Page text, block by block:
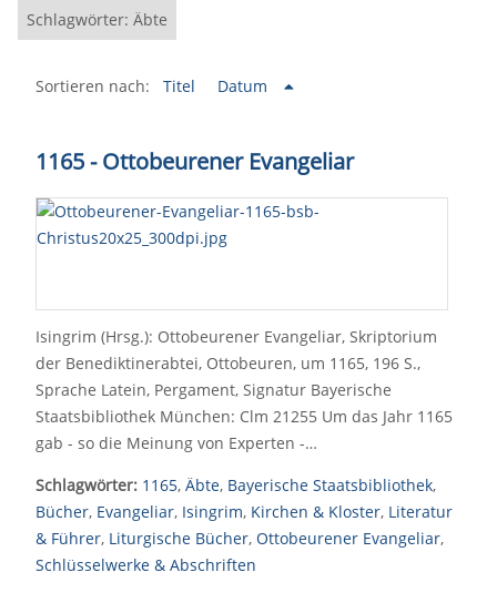
Schlagwörter: Äbte
Sortieren nach: Titel Datum
1165 - Ottobeurener Evangeliar
Isingrim (Hrsg.): Ottobeurener Evangeliar, Skriptorium
der Benediktinerabtei, Ottobeuren, um 1165, 196 S.,
Sprache Latein, Pergament, Signatur Bayerische
Staatsbibliothek München: Clm 21255 Um das Jahr 1165
gab - so die Meinung von Experten -…
Schlagwörter: 1165, Äbte, Bayerische Staatsbibliothek,
Bücher, Evangeliar, Isingrim, Kirchen & Kloster, Literatur
& Führer, Liturgische Bücher, Ottobeurener Evangeliar,
Schlüsselwerke & Abschriften